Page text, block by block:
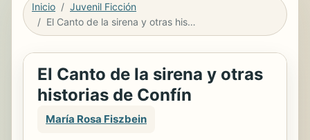
Inicio
Juvenil Ficción
El Canto de la sirena y otras historias de Confín
El Canto de la sirena y otras
historias de Confín
María Rosa Fiszbein